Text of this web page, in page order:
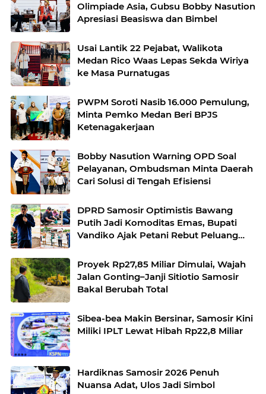
Olimpiade Asia, Gubsu Bobby Nasution
Apresiasi Beasiswa dan Bimbel
Usai Lantik 22 Pejabat, Walikota
Medan Rico Waas Lepas Sekda Wiriya
ke Masa Purnatugas
PWPM Soroti Nasib 16.000 Pemulung,
Minta Pemko Medan Beri BPJS
Ketenagakerjaan
Bobby Nasution Warning OPD Soal
Pelayanan, Ombudsman Minta Daerah
Cari Solusi di Tengah Efisiensi
DPRD Samosir Optimistis Bawang
Putih Jadi Komoditas Emas, Bupati
Vandiko Ajak Petani Rebut Peluang
Proyek Rp27,85 Miliar Dimulai, Wajah
Jalan Gonting–Janji Sitiotio Samosir
Bakal Berubah Total
Sibea-bea Makin Bersinar, Samosir Kini
Miliki IPLT Lewat Hibah Rp22,8 Miliar
Hardiknas Samosir 2026 Penuh
Nuansa Adat, Ulos Jadi Simbol